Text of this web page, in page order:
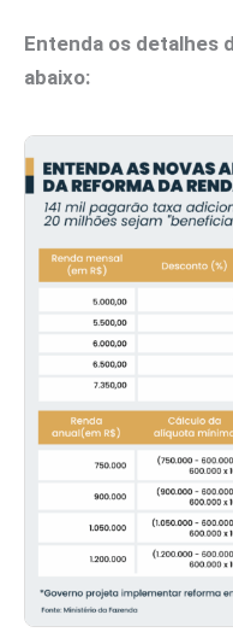
Entenda os detalhes
abaixo: